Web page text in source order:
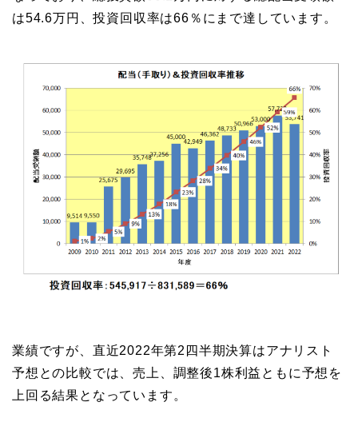
は54.6万円、投資回収率は66％にまで達しています。
業績ですが、直近2022年第2四半期決算はアナリスト
予想との比較では、売上、調整後1株利益ともに予想を
上回る結果となっています。